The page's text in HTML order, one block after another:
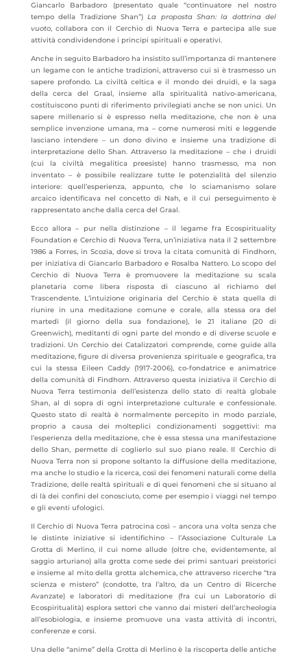
Giancarlo Barbadoro (presentato quale “continuatore nel nostro
tempo della Tradizione Shan”)La proposta Shan: la dottrina del
vuoto, collabora con il Cerchio di Nuova Terra e partecipa alle sue
attività condividendone i principi spirituali e operativi.
Anche in seguito Barbadoro ha insistito sull’importanza di mantenere
un legame con le antiche tradizioni, attraverso cui si è trasmesso un
sapere profondo. La civiltà celtica e il mondo dei druidi, e la saga
della cerca del Graal, insieme alla spiritualità nativo-americana,
costituiscono punti di riferimento privilegiati anche se non unici. Un
sapere millenario si è espresso nella meditazione, che non è una
semplice invenzione umana, ma – come numerosi miti e leggende
lasciano intendere – un dono divino e insieme una tradizione di
interpretazione dello Shan. Attraverso la meditazione – che i druidi
(cui la civiltà megalitica preesiste) hanno trasmesso, ma non
inventato – è possibile realizzare tutte le potenzialità del silenzio
interiore: quell’esperienza, appunto, che lo sciamanismo solare
arcaico identificava nel concetto di Nah, e il cui perseguimento è
rappresentato anche dalla cerca del Graal.
Ecco allora – pur nella distinzione – il legame fra Ecospirituality
Foundation e Cerchio di Nuova Terra, un’iniziativa nata il 2 settembre
1986 a Forres, in Scozia, dove si trova la citata comunità di Findhorn,
per iniziativa di Giancarlo Barbadoro e Rosalba Nattero. Lo scopo del
Cerchio di Nuova Terra è promuovere la meditazione su scala
planetaria come libera risposta di ciascuno al richiamo del
Trascendente. L’intuizione originaria del Cerchio è stata quella di
riunire in una meditazione comune e corale, alla stessa ora del
martedì (il giorno della sua fondazione), le 21 italiane (20 di
Greenwich), meditanti di ogni parte del mondo e di diverse scuole e
tradizioni. Un Cerchio dei Catalizzatori comprende, come guide alla
meditazione, figure di diversa provenienza spirituale e geografica, tra
cui la stessa Eileen Caddy (1917-2006), co-fondatrice e animatrice
della comunità di Findhorn. Attraverso questa iniziativa il Cerchio di
Nuova Terra testimonia dell’esistenza dello stato di realtà globale
Shan, al di sopra di ogni interpretazione culturale e confessionale.
Questo stato di realtà è normalmente percepito in modo parziale,
proprio a causa dei molteplici condizionamenti soggettivi: ma
l’esperienza della meditazione, che è essa stessa una manifestazione
dello Shan, permette di coglierlo sul suo piano reale. Il Cerchio di
Nuova Terra non si propone soltanto la diffusione della meditazione,
ma anche lo studio e la ricerca, così dei fenomeni naturali come della
Tradizione, delle realtà spirituali e di quei fenomeni che si situano al
di là dei confini del conosciuto, come per esempio i viaggi nel tempo
e gli eventi ufologici.
Il Cerchio di Nuova Terra patrocina così – ancora una volta senza che
le distinte iniziative si identifichino – l’Associazione Culturale La
Grotta di Merlino, il cui nome allude (oltre che, evidentemente, al
saggio arturiano) alla grotta come sede dei primi santuari preistorici
e insieme al mito della grotta alchemica, che attraverso ricerche “tra
scienza e mistero” (condotte, tra l’altro, da un Centro di Ricerche
Avanzate) e laboratori di meditazione (fra cui un Laboratorio di
Ecospiritualità) esplora settori che vanno dai misteri dell’archeologia
all’esobiologia, e insieme promuove una vasta attività di incontri,
conferenze e corsi.
Una delle “anime” della Grotta di Merlino è la riscoperta delle antiche